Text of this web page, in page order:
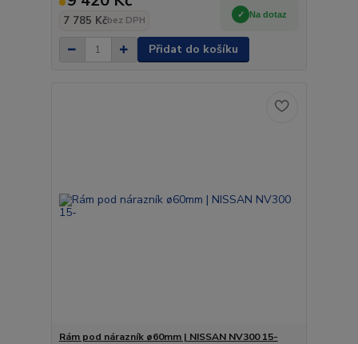
7 785 Kčbez DPH
Na dotaz
Přidat do košíku
Rám pod nárazník ø60mm | NISSAN NV300 15-